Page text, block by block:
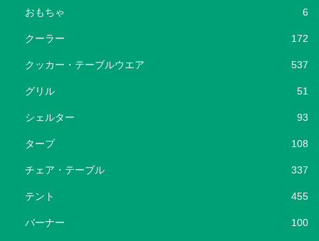
おもちゃ 6
クーラー 172
クッカー・テーブルウエア 537
グリル 51
シェルター 93
タープ 108
チェア・テーブル 337
テント 455
バーナー 100